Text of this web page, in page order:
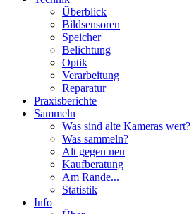
Überblick
Bildsensoren
Speicher
Belichtung
Optik
Verarbeitung
Reparatur
Praxisberichte
Sammeln
Was sind alte Kameras wert?
Was sammeln?
Alt gegen neu
Kaufberatung
Am Rande...
Statistik
Info